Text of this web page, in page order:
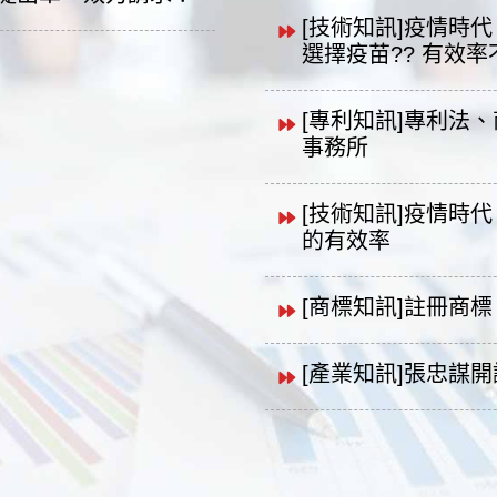
[技術知訊]疫情時
選擇疫苗?? 有效率
[專利知訊]專利法
事務所
[技術知訊]疫情時
的有效率
[商標知訊]註冊商
[產業知訊]張忠謀